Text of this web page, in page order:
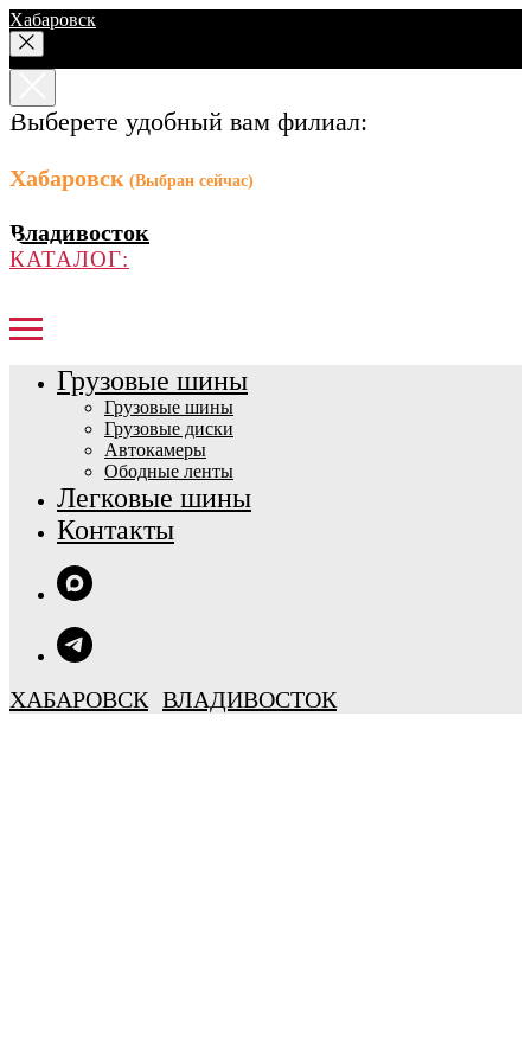
Хабаровск
Выберете удобный вам филиал:
Хабаровск (Выбран сейчас)
Владивосток
КАТАЛОГ:
Грузовые шины
Грузовые шины
Грузовые диски
Автокамеры
Ободные ленты
Легковые шины
Контакты
ХАБАРОВСК ВЛАДИВОСТОК